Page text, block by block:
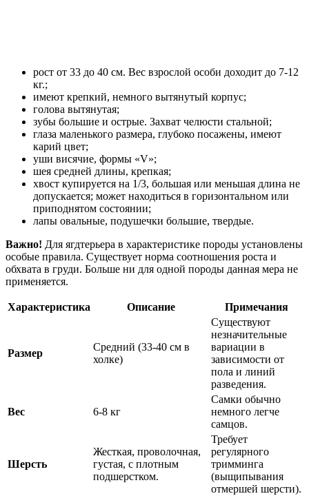
рост от 33 до 40 см. Вес взрослой особи доходит до 7-12
кг.;
имеют крепкий, немного вытянутый корпус;
голова вытянутая;
зубы большие и острые. Захват челюсти стальной;
глаза маленького размера, глубоко посажены, имеют
карий цвет;
уши висячие, формы «V»;
шея средней длины, крепкая;
хвост купируется на 1/3, большая или меньшая длина не
допускается; может находиться в горизонтальном или
приподнятом состоянии;
лапы овальные, подушечки большие, твердые.
Важно! Для ягдтерьера в характеристике породы установлены
особые правила. Существует норма соотношения роста и
обхвата в груди. Больше ни для одной породы данная мера не
применяется.
Характеристика Описание Примечания
Размер
Средний (33-40 см в
холке)
Существуют
незначительные
вариации в
зависимости от
пола и линий
разведения.
Вес 6-8 кг
Самки обычно
немного легче
самцов.
Шерсть
Жесткая, проволочная,
густая, с плотным
подшерстком.
Требует
регулярного
тримминга
(выщипывания
отмершей шерсти).